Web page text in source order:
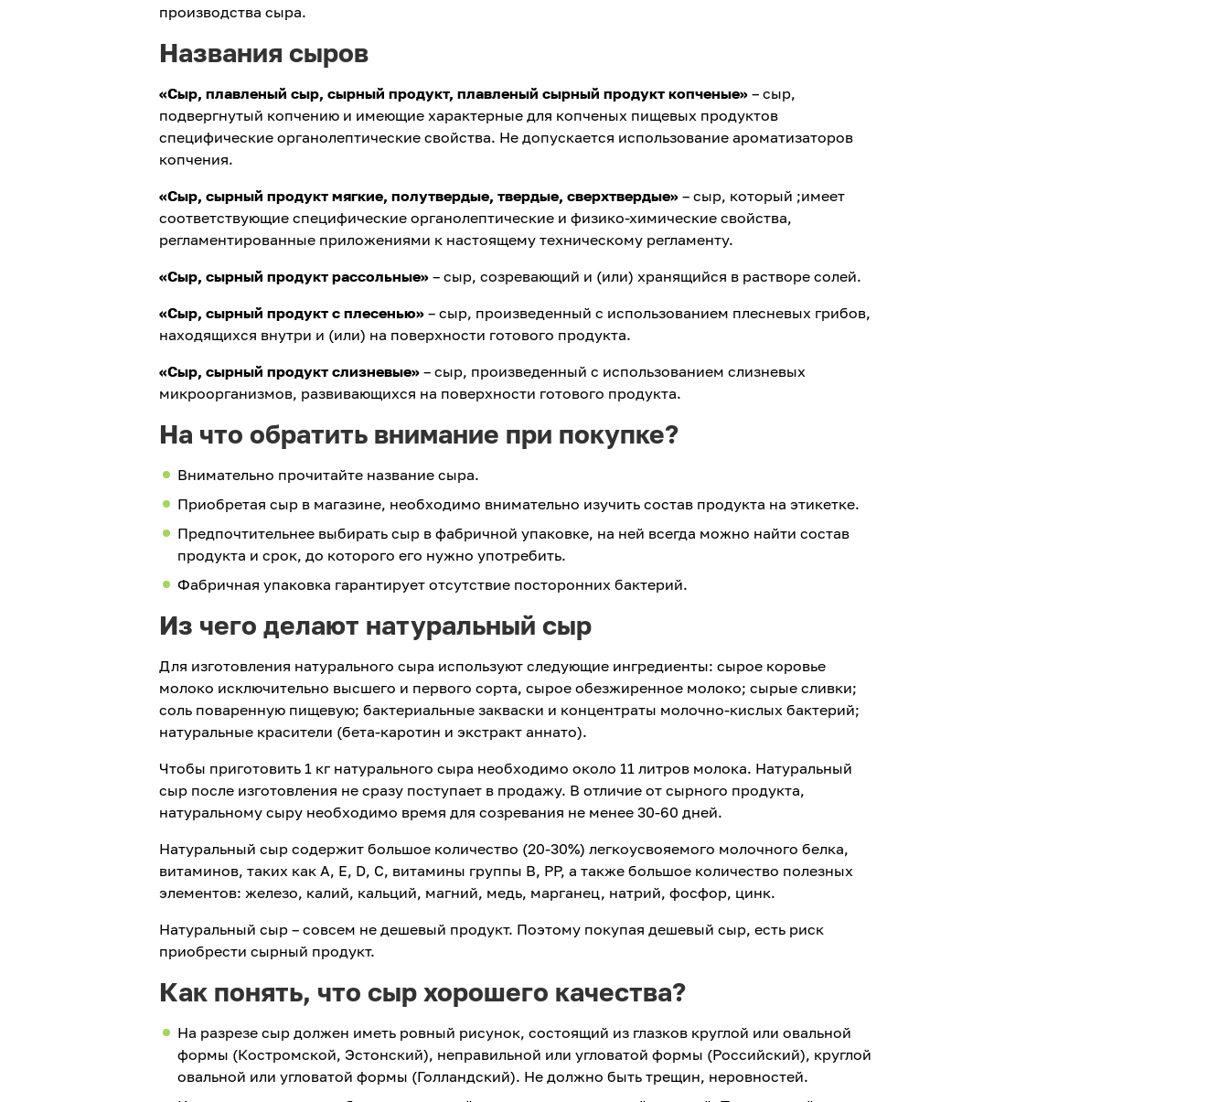
производства сыра.
Названия сыров
«Сыр, плавленый сыр, сырный продукт, плавленый сырный продукт копченые»– сыр,
подвергнутый копчению и имеющие характерные для копченых пищевых продуктов
специфические органолептические свойства. Не допускается использование ароматизаторов
копчения.
«Сыр, сырный продукт мягкие, полутвердые, твердые, сверхтвердые»– сыр, который ;имеет
соответствующие специфические органолептические и физико-химические свойства,
регламентированные приложениями к настоящему техническому регламенту.
«Сыр, сырный продукт рассольные»– сыр, созревающий и (или) хранящийся в растворе солей.
«Сыр, сырный продукт с плесенью»– сыр, произведенный с использованием плесневых грибов,
находящихся внутри и (или) на поверхности готового продукта.
«Сыр, сырный продукт слизневые»– сыр, произведенный с использованием слизневых
микроорганизмов, развивающихся на поверхности готового продукта.
На что обратить внимание при покупке?
Внимательно прочитайте название сыра.
Приобретая сыр в магазине, необходимо внимательно изучить состав продукта на этикетке.
Предпочтительнее выбирать сыр в фабричной упаковке, на ней всегда можно найти состав
продукта и срок, до которого его нужно употребить.
Фабричная упаковка гарантирует отсутствие посторонних бактерий.
Из чего делают натуральный сыр
Для изготовления натурального сыра используют следующие ингредиенты: сырое коровье
молоко исключительно высшего и первого сорта, сырое обезжиренное молоко; сырые сливки;
соль поваренную пищевую; бактериальные закваски и концентраты молочно-кислых бактерий;
натуральные красители (бета-каротин и экстракт аннато).
Чтобы приготовить 1 кг натурального сыра необходимо около 11 литров молока. Натуральный
сыр после изготовления не сразу поступает в продажу. В отличие от сырного продукта,
натуральному сыру необходимо время для созревания не менее 30-60 дней.
Натуральный сыр содержит большое количество (20-30%) легкоусвояемого молочного белка,
витаминов, таких как А, Е, D, С, витамины группы В, РР, а также большое количество полезных
элементов: железо, калий, кальций, магний, медь, марганец, натрий, фосфор, цинк.
Натуральный сыр – совсем не дешевый продукт. Поэтому покупая дешевый сыр, есть риск
приобрести сырный продукт.
Как понять, что сыр хорошего качества?
На разрезе сыр должен иметь ровный рисунок, состоящий из глазков круглой или овальной
формы (Костромской, Эстонский), неправильной или угловатой формы (Российский), круглой
овальной или угловатой формы (Голландский). Не должно быть трещин, неровностей.